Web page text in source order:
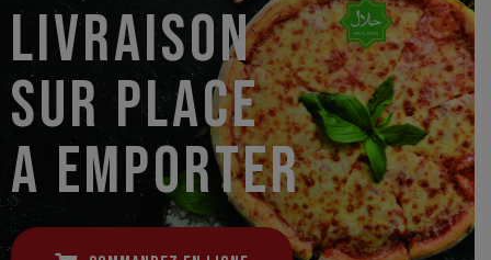
LIVRAISON
SUR PLACE
A EMPORTER